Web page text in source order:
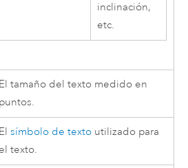
inclinación,
etc.
El tamaño del texto medido en
puntos.
Elsímbolo de texto utilizado para
el texto.